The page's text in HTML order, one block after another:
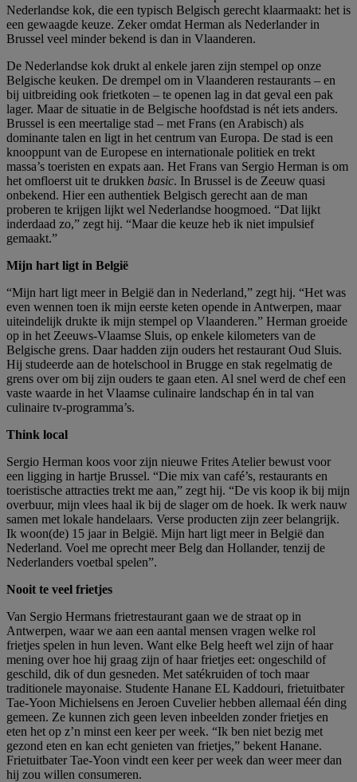
Nederlandse kok, die een typisch Belgisch gerecht klaarmaakt: het is
een gewaagde keuze. Zeker omdat Herman als Nederlander in
Brussel veel minder bekend is dan in Vlaanderen.
De Nederlandse kok drukt al enkele jaren zijn stempel op onze
Belgische keuken. De drempel om in Vlaanderen restaurants – en
bij uitbreiding ook frietkoten – te openen lag in dat geval een pak
lager. Maar de situatie in de Belgische hoofdstad is nét iets anders.
Brussel is een meertalige stad – met Frans (en Arabisch) als
dominante talen en ligt in het centrum van Europa. De stad is een
knooppunt van de Europese en internationale politiek en trekt
massa’s toeristen en expats aan. Het Frans van Sergio Herman is om
het omfloerst uit te drukken basic. In Brussel is de Zeeuw quasi
onbekend. Hier een authentiek Belgisch gerecht aan de man
proberen te krijgen lijkt wel Nederlandse hoogmoed. “Dat lijkt
inderdaad zo,” zegt hij. “Maar die keuze heb ik niet impulsief
gemaakt.”
Mijn hart ligt in België
“Mijn hart ligt meer in België dan in Nederland,” zegt hij. “Het was
even wennen toen ik mijn eerste keten opende in Antwerpen, maar
uiteindelijk drukte ik mijn stempel op Vlaanderen.” Herman groeide
op in het Zeeuws-Vlaamse Sluis, op enkele kilometers van de
Belgische grens. Daar hadden zijn ouders het restaurant Oud Sluis.
Hij studeerde aan de hotelschool in Brugge en stak regelmatig de
grens over om bij zijn ouders te gaan eten. Al snel werd de chef een
vaste waarde in het Vlaamse culinaire landschap én in tal van
culinaire tv-programma’s.
Think local
Sergio Herman koos voor zijn nieuwe Frites Atelier bewust voor
een ligging in hartje Brussel. “Die mix van café’s, restaurants en
toeristische attracties trekt me aan,” zegt hij. “De vis koop ik bij mijn
overbuur, mijn vlees haal ik bij de slager om de hoek. Ik werk nauw
samen met lokale handelaars. Verse producten zijn zeer belangrijk.
Ik woon(de) 15 jaar in België. Mijn hart ligt meer in België dan
Nederland. Voel me oprecht meer Belg dan Hollander, tenzij de
Nederlanders voetbal spelen”.
Nooit te veel frietjes
Van Sergio Hermans frietrestaurant gaan we de straat op in
Antwerpen, waar we aan een aantal mensen vragen welke rol
frietjes spelen in hun leven. Want elke Belg heeft wel zijn of haar
mening over hoe hij graag zijn of haar frietjes eet: ongeschild of
geschild, dik of dun gesneden. Met satékruiden of toch maar
traditionele mayonaise. Studente Hanane EL Kaddouri, frietuitbater
Tae-Yoon Michielsens en Jeroen Cuvelier hebben allemaal één ding
gemeen. Ze kunnen zich geen leven inbeelden zonder frietjes en
eten het op z’n minst een keer per week. “Ik ben niet bezig met
gezond eten en kan echt genieten van frietjes,” bekent Hanane.
Frietuitbater Tae-Yoon vindt een keer per week dan weer meer dan
hij zou willen consumeren.